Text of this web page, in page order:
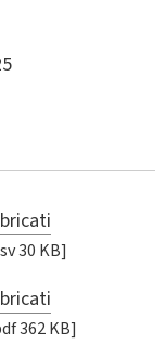
30 KB]
362 KB]